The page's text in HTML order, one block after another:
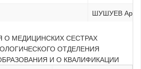
ШУШУЕВ
О МЕДИЦИНСКИХ СЕСТРАХ
ОТДЕЛЕНИЯ
И О КВАЛИФИКАЦИИ